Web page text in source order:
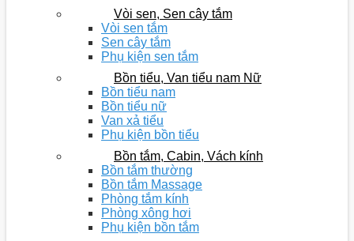
Vòi sen, Sen cây tắm
Vòi sen tắm
Sen cây tắm
Phụ kiện sen tắm
Bồn tiểu, Van tiểu nam Nữ
Bồn tiểu nam
Bồn tiểu nữ
Van xả tiểu
Phụ kiện bồn tiểu
Bồn tắm, Cabin, Vách kính
Bồn tắm thường
Bồn tắm Massage
Phòng tắm kính
Phòng xông hơi
Phụ kiện bồn tắm